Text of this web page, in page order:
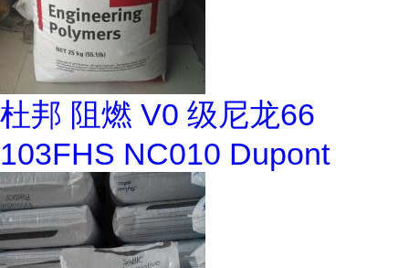
杜邦 阻燃 V0 级尼龙66
103FHS NC010 Dupont